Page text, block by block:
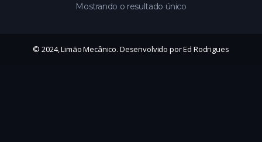
Mostrando o resultado único
© 2024, Limão Mecânico. Desenvolvido por Ed Rodrigues